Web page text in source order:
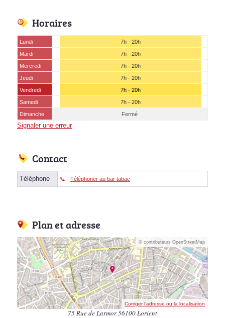
Horaires
Lundi
7h - 20h
Mardi
7h - 20h
Mercredi
7h - 20h
Jeudi
7h - 20h
Vendredi
7h - 20h
Samedi
7h - 20h
Dimanche
Fermé
Signaler une erreur
Contact
Téléphone Téléphoner au bar tabac
Plan et adresse
© contributeurs OpenStreetMap
Corriger l’adresse ou la localisation
75 Rue de Larmor 56100 Lorient